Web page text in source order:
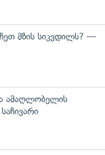
მზის სიკვდილს? —
ამაღლობელის